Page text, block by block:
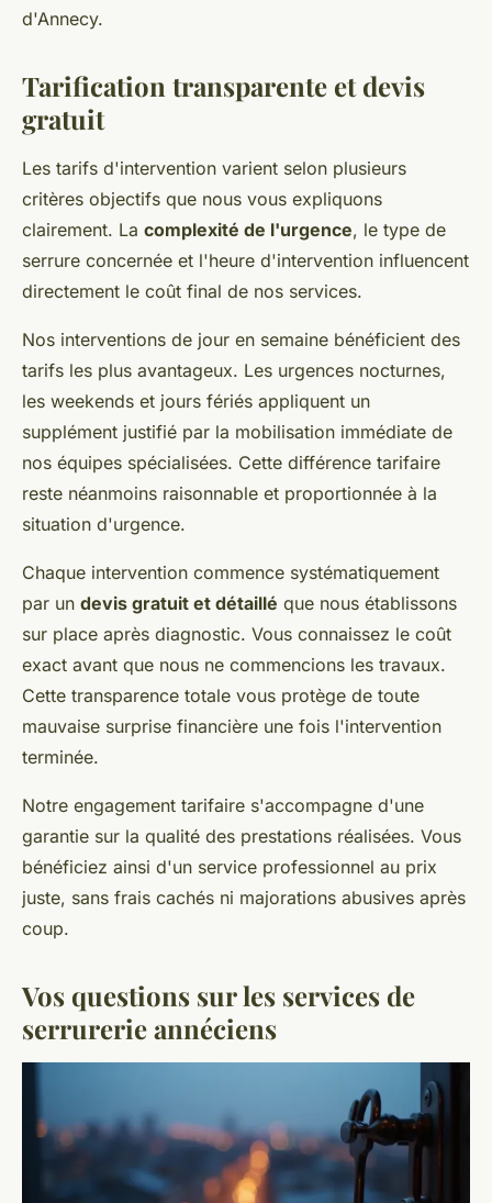
d'Annecy.
Tarification transparente et devis
gratuit
Les tarifs d'intervention varient selon plusieurs
critères objectifs que nous vous expliquons
clairement. La complexité de l'urgence, le type de
serrure concernée et l'heure d'intervention influencent
directement le coût final de nos services.
Nos interventions de jour en semaine bénéficient des
tarifs les plus avantageux. Les urgences nocturnes,
les weekends et jours fériés appliquent un
supplément justifié par la mobilisation immédiate de
nos équipes spécialisées. Cette différence tarifaire
reste néanmoins raisonnable et proportionnée à la
situation d'urgence.
Chaque intervention commence systématiquement
par un devis gratuit et détaillé que nous établissons
sur place après diagnostic. Vous connaissez le coût
exact avant que nous ne commencions les travaux.
Cette transparence totale vous protège de toute
mauvaise surprise financière une fois l'intervention
terminée.
Notre engagement tarifaire s'accompagne d'une
garantie sur la qualité des prestations réalisées. Vous
bénéficiez ainsi d'un service professionnel au prix
juste, sans frais cachés ni majorations abusives après
coup.
Vos questions sur les services de
serrurerie annéciens